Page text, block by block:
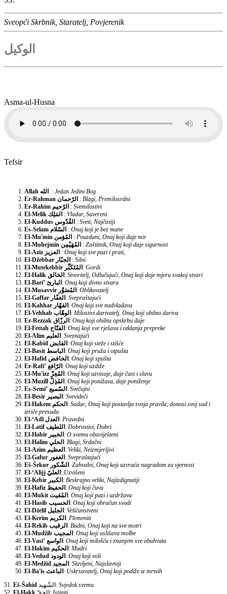
Sveopći Skrbnik, Staratelj, Povjerenik
الوكيل
Asma-ul-Husna
Tefsir
Allah الله : Jedan Jedini Bog
Er-Rahman الرّحمان : Blagi, Premilosrdni
Er-Rahim الرّحيم : Svemilostivi
El-Melik المَلِك : Vladar, Suvereni
El-Kuddus القُدّوس : Sveti, Najčistiji
Es-Selam السّلام : Onaj koji je bez mane
El-Mu'min المُؤمن : Pouzdani, Onaj koji daje mir
El-Muhejmin المُهَيْمِن : Zaštitnik, Onaj koji daje sigurnost
El-Aziz العزيز : Onaj koji sve pazi i prati,
El-Džebbar الجبّار : Silni
El-Mutekebbir المُتَكَبِّر: Gordi
El-Halik الخالق: Stvoritelj, Odlučujući, Onaj koji daje mjeru svakoj stvari
El-Bari’ البارئ: Onaj koji divno stvara
El-Musavvir المُصَوِّر: Oblikovatelj
El-Gaffar الغفّار: Svepraštajući
El-Kahhar القهّار: Onaj koji sve nadvladava
El-Vehhab الوهّاب: Milostivi darivatelj, Onaj koji obilno dariva
Er-Rezzak الرزّاق: Onaj koji obilnu opskrbu daje
El-Fettah الفتّاح: Onaj koji sve rješava i otklanja prepreke
El-Alim العليم: Sveznajući
El-Kabid القابض: Onaj koji steže i stišće
El-Basit الباسط: Onaj koji pruža i otpušta
El-Hafid الخافض: Onaj koji spušta
Er-Rafi’ الرّافع: Onaj koji uzdiže
El-Mu'izz المُعِزّ: Onaj koji uzvisuje, daje čast i slavu
El-Muzill المُذِلّ: Onaj koji ponižava, daje poniženje
Es-Semi’ السّميع: Svečujni
El-Besir البصير: Svevideći
El-Hakem الحكم: Sudac, Onaj koji postavlja svoja pravila, donosi svoj sud i
izriče presudu
El-‘Adl العدل: Pravedni
El-Latif اللطيف: Dobrostivi, Dobri
El-Habir الخبير: O svemu obaviješteni
El-Halim الحلي: Blagi, Srdačni
El-Azim العظيم: Veliki, Neizmjerljivi
El-Gafur الغفور: Svepraštajući
Eš-Šekur الشّكور: Zahvalni, Onaj koji uzvraća nagradom za vjernost
El-‘Alijj العليّ: Uzvišeni
El-Kebir الكبير: Beskrajno veliki, Najizdignutiji
El-Hafiz الحفيظ: Onaj koji čuva
El-Mukit المُقيت: Onaj koji pazi i uzdržava
El-Hasib الحسيب: Onaj koji obračun svodi
El-Dželil الجليل: Veličanstveni
El-Kerim الكريم: Plemeniti
El-Rekib الرقيب: Budni, Onaj koji na sve motri
El-Mudžib المجيب: Onaj koji uslišava molbe
El-Vasi’ الواسع: Onaj koji milošću i znanjem sve obuhvata
El-Hakim الحكيم: Mudri
El-Vedud الودود: Onaj koji voli
El-Medžid المجيد: Slavljeni, Najslavniji
El-Ba'is الباعث: Uskrsavatelj, Onaj koji podiže iz mrtvih
51. Eš-Šahid الشّهيد: Svjedok svemu
52. El-Hakk الحقّ: Istiniti